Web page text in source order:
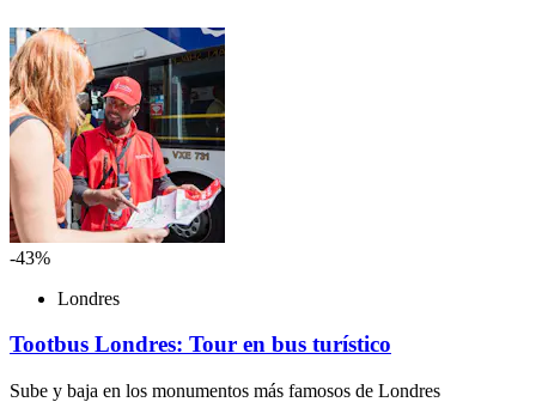
-43%
Londres
Tootbus Londres: Tour en bus turístico
Sube y baja en los monumentos más famosos de Londres